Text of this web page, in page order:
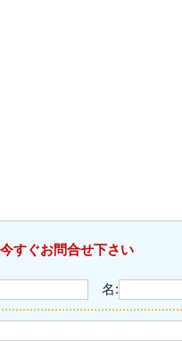
すぐお問合せ下さい
名: